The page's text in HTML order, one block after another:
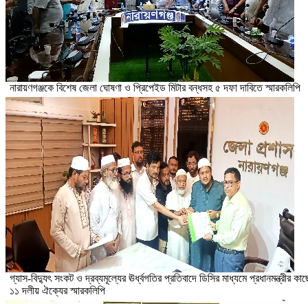
নারায়ণগঞ্জকে বিশেষ জেলা ঘোষণা ও প্রিপেইড মিটার বন্ধসহ ৫ দফা দাবিতে স্মারকলিপি
গ্যাস-বিদ্যুৎ সংকট ও দ্রব্যমূল্যের ঊর্ধ্বগতির প্রতিবাদে ডিসির মাধ্যমে প্রধানমন্ত্রীর
১১ দলীয় ঐক্যের স্মারকলিপি